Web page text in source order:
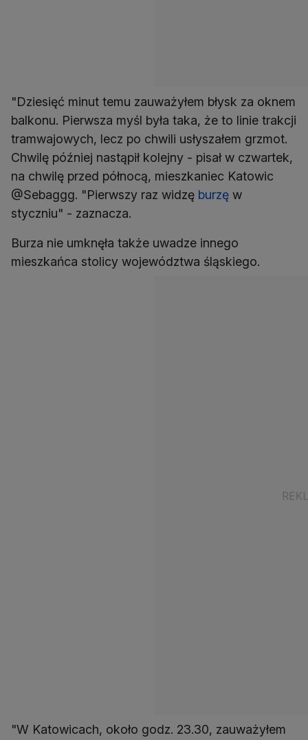
"Dziesięć minut temu zauważyłem błysk za oknem
balkonu. Pierwsza myśl była taka, że to linie trakcji
tramwajowych, lecz po chwili usłyszałem grzmot.
Chwilę później nastąpił kolejny - pisał w czwartek,
na chwilę przed północą, mieszkaniec Katowic
@Sebaggg. "Pierwszy raz widzę burzę w
styczniu" - zaznacza.
Burza nie umknęła także uwadze innego
mieszkańca stolicy województwa śląskiego.
"W Katowicach, około godz. 23.30, zauważyłem